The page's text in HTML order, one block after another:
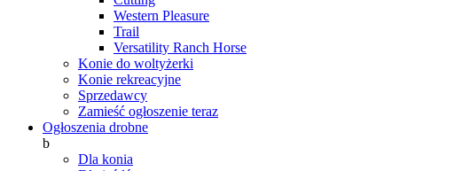
Western Pleasure
Trail
Versatility Ranch Horse
Konie do woltyżerki
Konie rekreacyjne
Sprzedawcy
Zamieść ogłoszenie teraz
Ogłoszenia drobne
b
Dla konia